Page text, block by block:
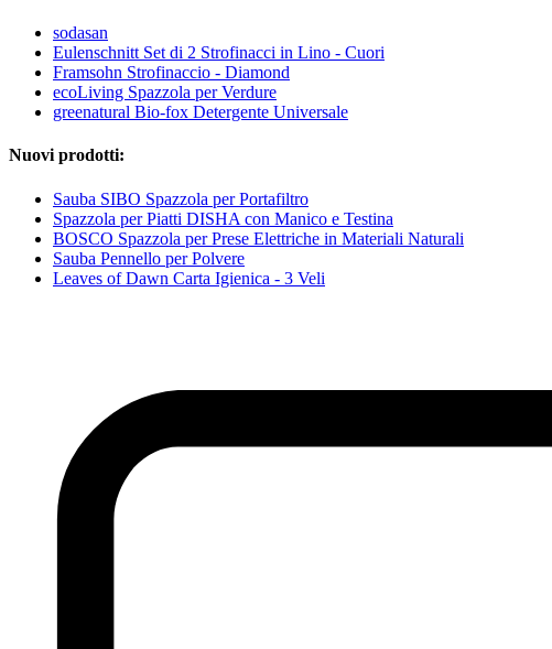
sodasan
Eulenschnitt Set di 2 Strofinacci in Lino - Cuori
Framsohn Strofinaccio - Diamond
ecoLiving Spazzola per Verdure
greenatural Bio-fox Detergente Universale
Nuovi prodotti:
Sauba SIBO Spazzola per Portafiltro
Spazzola per Piatti DISHA con Manico e Testina
BOSCO Spazzola per Prese Elettriche in Materiali Naturali
Sauba Pennello per Polvere
Leaves of Dawn Carta Igienica - 3 Veli